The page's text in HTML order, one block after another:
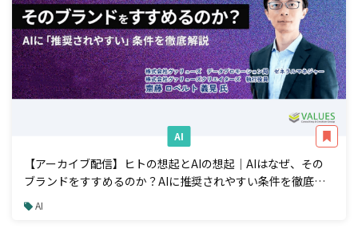
AI
【アーカイブ配信】ヒトの想起とAIの想起｜AIはなぜ、その
ブランドをすすめるのか？AIに推奨されやすい条件を徹底解
説 AI